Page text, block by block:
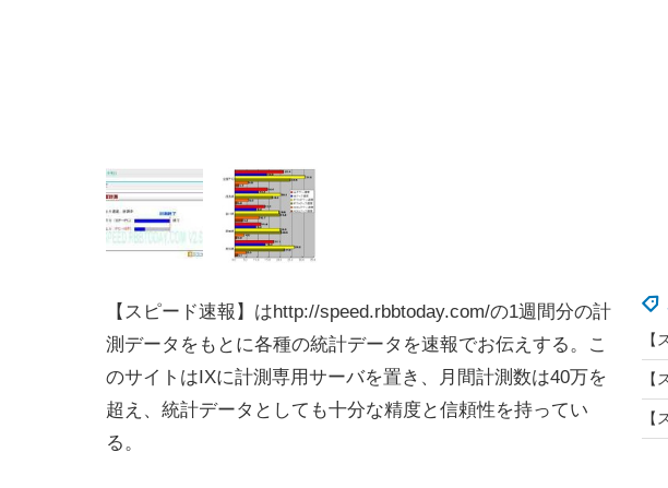
【スピード速報】はhttp://speed.rbbtoday.com/の1週間分の計
測データをもとに各種の統計データを速報でお伝えする。こ
のサイトはIXに計測専用サーバを置き、月間計測数は40万を
超え、統計データとしても十分な精度と信頼性を持ってい
る。